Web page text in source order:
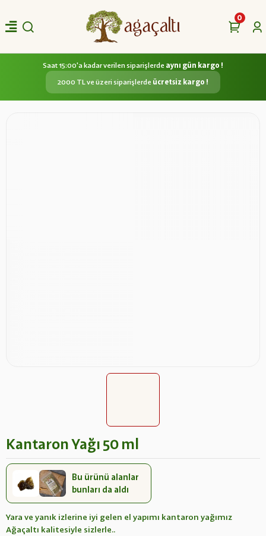
0
Saat 15:00'a kadar verilen siparişlerde aynı gün kargo !
2000 TL ve üzeri siparişlerde ücretsiz kargo !
Kantaron Yağı 50 ml
Bu ürünü alanlar
bunları da aldı
Yara ve yanık izlerine iyi gelen el yapımı kantaron yağımız
Ağaçaltı kalitesiyle sizlerle..